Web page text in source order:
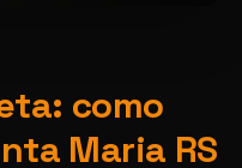
como
Maria RS